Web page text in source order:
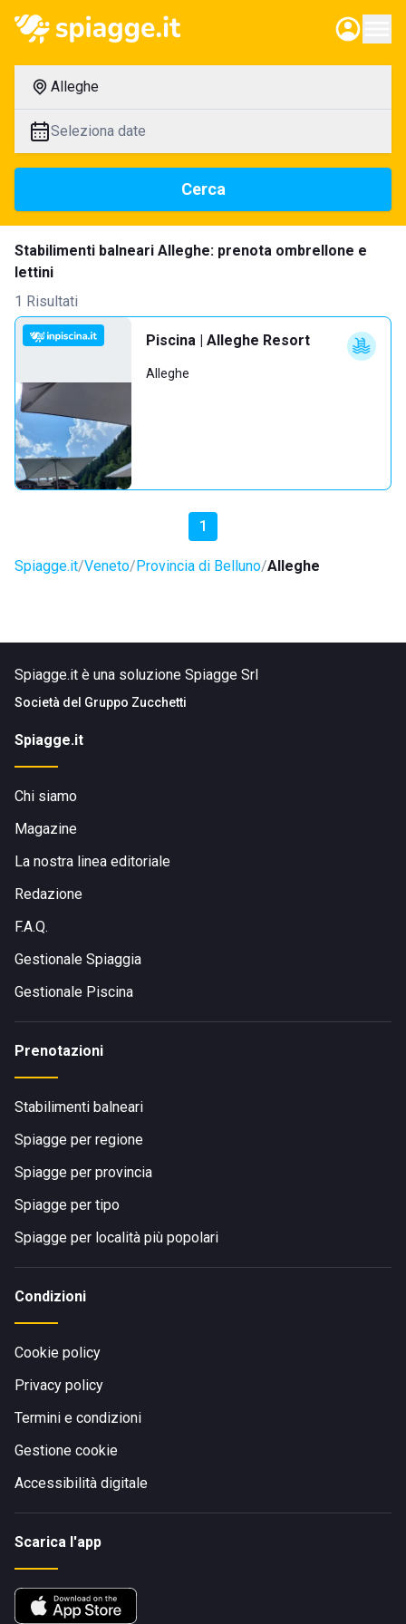
Alleghe
Seleziona date
Cerca
Stabilimenti balneari Alleghe: prenota ombrellone e
lettini
1 Risultati
Piscina | Alleghe Resort
Alleghe
1
Spiagge.it Veneto Provincia di Belluno Alleghe
Spiagge.it è una soluzione Spiagge Srl
Società del Gruppo Zucchetti
Spiagge.it
Chi siamo
Magazine
La nostra linea editoriale
Redazione
F.A.Q.
Gestionale Spiaggia
Gestionale Piscina
Prenotazioni
Stabilimenti balneari
Spiagge per regione
Spiagge per provincia
Spiagge per tipo
Spiagge per località più popolari
Condizioni
Cookie policy
Privacy policy
Termini e condizioni
Gestione cookie
Accessibilità digitale
Scarica l'app